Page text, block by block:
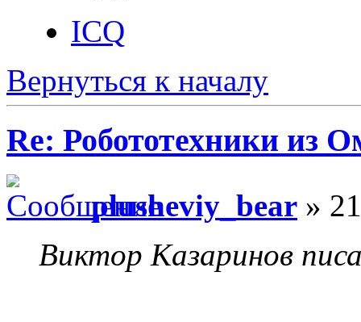
ICQ
Вернуться к началу
Re: Робототехники из
plusheviy_bear »
Виктор Казаринов